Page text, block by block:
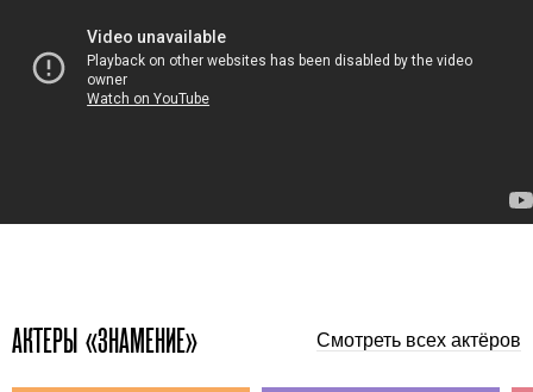
АКТЕРЫ «ЗНАМЕНИЕ» Смотреть всех актёров